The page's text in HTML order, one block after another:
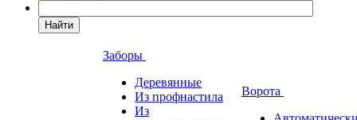
Найти
Заборы
Деревянные
Из профнастила
Из
Ворота